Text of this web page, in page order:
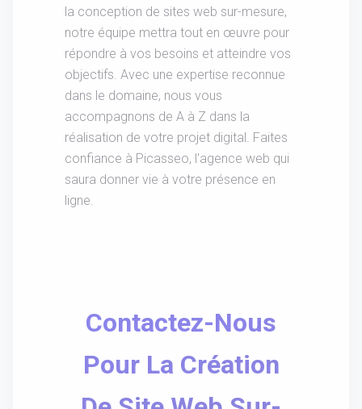
la conception de sites web sur-mesure,
notre équipe mettra tout en œuvre pour
répondre à vos besoins et atteindre vos
objectifs. Avec une expertise reconnue
dans le domaine, nous vous
accompagnons de A à Z dans la
réalisation de votre projet digital. Faites
confiance à Picasseo, l'agence web qui
saura donner vie à votre présence en
ligne.
Contactez-Nous
Pour La Création